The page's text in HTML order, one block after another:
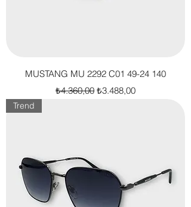
MUSTANG MU 2292 C01 49-24 140
Normal Fiyat
₺4.360,00 İndirimli Fiyat
₺3.488,00
Trend